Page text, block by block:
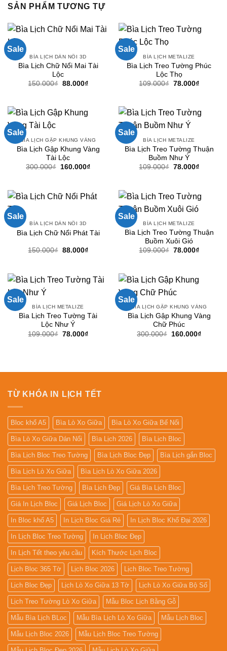
SẢN PHẨM TƯƠNG TỰ
Sale
BÌA LỊCH DÁN NỔI 3D
Bìa Lịch Chữ Nổi Mai Tài
Lộc
150.000₫ Giá
88.000₫Giá
88.000₫.
Sale
BÌA LỊCH METALIZE
Bìa Lịch Treo Tường Phúc
Lộc Thọ
109.000₫ Giá
78.000₫Giá
78.000₫.
Sale
BÌA LỊCH GẬP KHUNG VÀNG
Bìa Lịch Gập Khung Vàng
Tài Lộc
300.000₫
Giá
160.000₫Giá
160.000₫.
Sale
BÌA LỊCH METALIZE
Bìa Lịch Treo Tường Thuận
Buồm Như Ý
109.000₫ Giá
78.000₫Giá
78.000₫.
Sale
BÌA LỊCH DÁN NỔI 3D
Bìa Lịch Chữ Nổi Phát Tài
150.000₫ Giá
88.000₫Giá
88.000₫.
Sale
BÌA LỊCH METALIZE
Bìa Lịch Treo Tường Thuận
Buồm Xuôi Gió
109.000₫ Giá
78.000₫Giá
78.000₫.
Sale
BÌA LỊCH METALIZE
Bìa Lịch Treo Tường Tài
Lộc Như Ý
109.000₫ Giá
78.000₫Giá
Sale
BÌA LỊCH GẬP KHUNG VÀNG
Bìa Lịch Gập Khung Vàng
Chữ Phúc
300.000₫
Giá
160.000₫Giá
TỪ KHÓA IN LỊCH TẾT
Bloc khổ A5 Bìa Lò Xo Giữa Bìa Lò Xo Giữa Bế Nổi
Bìa Lò Xo Giữa Dán Nổi Bìa Lịch 2026 Bìa Lịch Bloc
Bìa Lịch Bloc Treo Tường Bìa Lịch Bloc Đẹp Bìa Lịch gắn Bloc
Bìa Lịch Lò Xo Giữa Bìa Lịch Lò Xo Giữa 2026
Bìa Lịch Treo Tường Bìa Lịch Đẹp Giá Bìa Lịch Bloc
Giá In Lịch Bloc Giá Lịch Bloc Giá Lịch Lò Xo Giữa
In Bloc khổ A5 In Lịch Bloc Giá Rẻ In Lịch Bloc Khổ Đại 2026
In Lịch Bloc Treo Tường In Lịch Bloc Đẹp
In Lịch Tết theo yêu cầu Kích Thước Lịch Bloc
Lịch Bloc 365 Tờ Lịch Bloc 2026 Lịch Bloc Treo Tường
Lịch Bloc Đẹp Lịch Lò Xo Giữa 13 Tờ Lịch Lò Xo Giữa Bộ Số
Lịch Treo Tường Lò Xo Giữa Mẫu Bloc Lịch Bằng Gỗ
Mẫu Bìa Lịch BLoc Mẫu Bìa Lịch Lò Xo Giữa Mẫu Lịch Bloc
Mẫu Lịch Bloc 2026 Mẫu Lịch Bloc Treo Tường